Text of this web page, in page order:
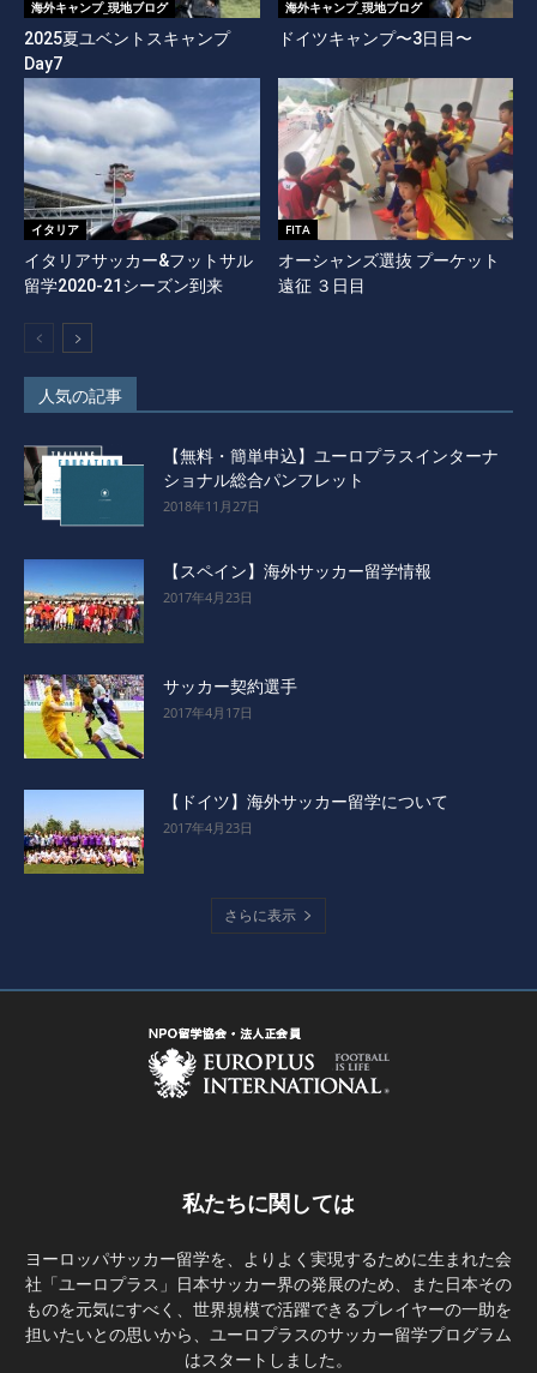
海外キャンプ_現地ブログ
2025夏ユベントスキャンプ
Day7
海外キャンプ_現地ブログ
ドイツキャンプ〜3日目〜
イタリア
イタリアサッカー&フットサル
留学2020-21シーズン到来
FITA
オーシャンズ選抜 プーケット
遠征 ３日目
人気の記事
【無料・簡単申込】ユーロプラスインターナ
ショナル総合パンフレット
2018年11月27日
【スペイン】海外サッカー留学情報
2017年4月23日
サッカー契約選手
2017年4月17日
【ドイツ】海外サッカー留学について
2017年4月23日
さらに表示
私たちに関しては
ヨーロッパサッカー留学を、よりよく実現するために生まれた会
社「ユーロプラス」日本サッカー界の発展のため、また日本その
ものを元気にすべく、世界規模で活躍できるプレイヤーの一助を
担いたいとの思いから、ユーロプラスのサッカー留学プログラム
はスタートしました。